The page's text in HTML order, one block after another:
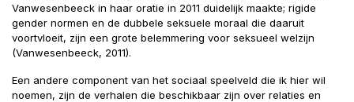
Vanwesenbeeck in haar oratie in 2011 duidelijk maakte; rigide
gender normen en de dubbele seksuele moraal die daaruit
voortvloeit, zijn een grote belemmering voor seksueel welzijn
(Vanwesenbeeck, 2011).
Een andere component van het sociaal speelveld die ik hier wil
noemen, zijn de verhalen die beschikbaar zijn over relaties en